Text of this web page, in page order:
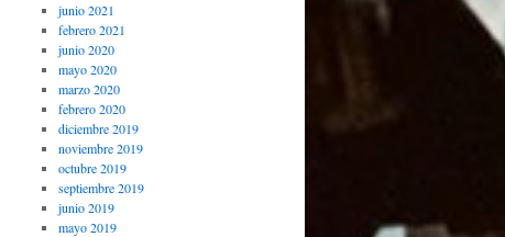
junio 2021
febrero 2021
junio 2020
mayo 2020
marzo 2020
febrero 2020
diciembre 2019
noviembre 2019
octubre 2019
septiembre 2019
junio 2019
mayo 2019